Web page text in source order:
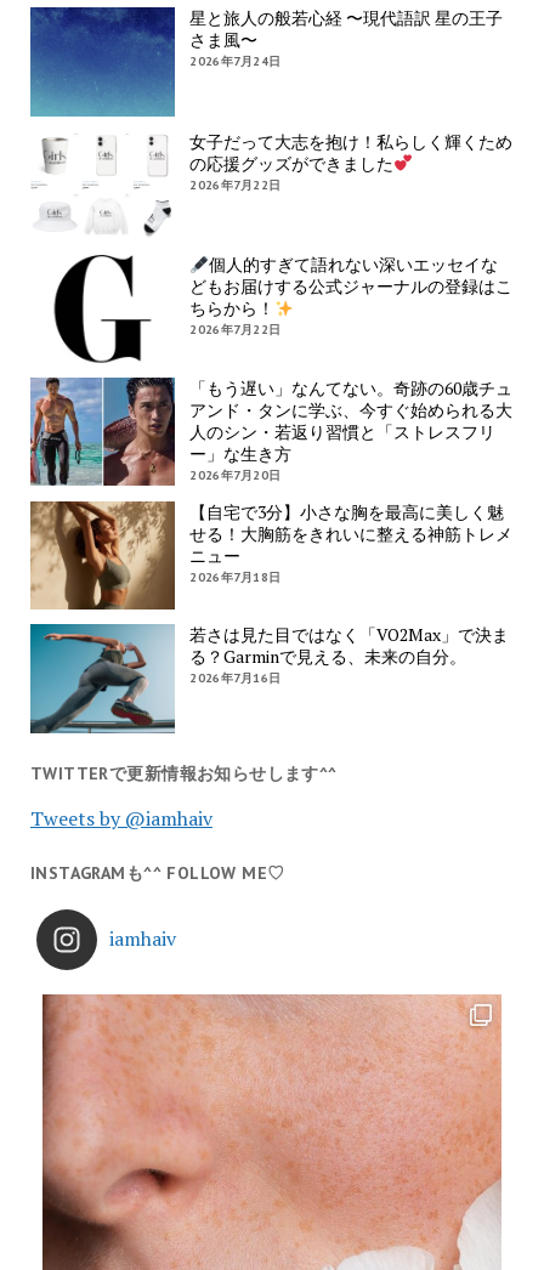
星と旅人の般若心経 〜現代語訳 星の王子
さま風〜
2026年7月24日
女子だって大志を抱け！私らしく輝くため
の応援グッズができました
2026年7月22日
個人的すぎて語れない深いエッセイな
どもお届けする公式ジャーナルの登録はこ
ちらから！
2026年7月22日
「もう遅い」なんてない。奇跡の60歳チュ
アンド・タンに学ぶ、今すぐ始められる大
人のシン・若返り習慣と「ストレスフリ
ー」な生き方
2026年7月20日
【自宅で3分】小さな胸を最高に美しく魅
せる！大胸筋をきれいに整える神筋トレメ
ニュー
2026年7月18日
若さは見た目ではなく「VO2Max」で決ま
る？Garminで見える、未来の自分。
2026年7月16日
TWITTERで更新情報お知らせします^^
Tweets by @iamhaiv
INSTAGRAMも^^ FOLLOW ME♡
iamhaiv